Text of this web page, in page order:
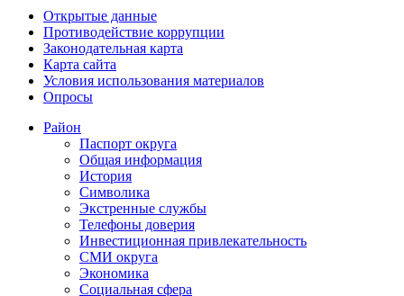
Открытые данные
Противодействие коррупции
Законодательная карта
Карта сайта
Условия использования материалов
Опросы
Район
Паспорт округа
Общая информация
История
Символика
Экстренные службы
Телефоны доверия
Инвестиционная привлекательность
СМИ округа
Экономика
Социальная сфера